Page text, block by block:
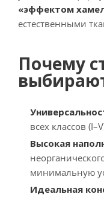
«эффектом
естественными
Почему
всех классов
Высокая
минимальную
Идеальная